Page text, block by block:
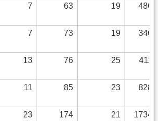
7 63 19 4868
7 73 19 3461
13 76 25 4119
11 85 23 8289
23 174 21 17345